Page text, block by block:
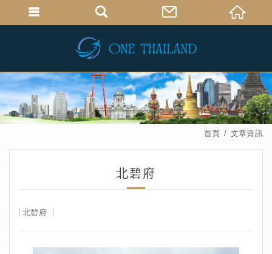
首頁 文章資訊
北碧府
北碧府